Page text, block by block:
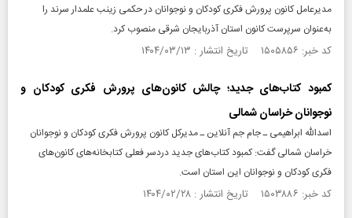
مدیرعامل کانون پرورش فکری کودکان و نوجوانان در حکمی زینب علمدار سرند را
به‌عنوان سرپرست کانون استان آذربایجان شرقی منصوب کرد.
کد خبر: ۱۵۰۵۸۵۶ تاریخ انتشار : ۱۴۰۴/۰۳/۱۳
کمبود کتاب‌های جدید؛ چالش کانون‌های پرورش فکری کودکان و
نوجوانان خراسان شمالی
اسدالله ابراهیمی ـ جام جم آنلاین ـ مدیرکل کانون پرورش فکری کودکان و نوجوانان
خراسان شمالی گفت: کمبود کتاب‌های جدید دردسر فعلی کتابخانه‌های کانون‌های
فکری کودکان و نوجوانان این استان است.
کد خبر: ۱۵۰۳۸۸۶ تاریخ انتشار : ۱۴۰۴/۰۲/۲۸